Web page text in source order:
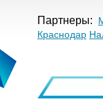
Партнеры:
Краснодар